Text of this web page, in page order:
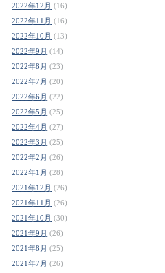
2022年12月 (16)
2022年11月 (16)
2022年10月 (13)
2022年9月 (14)
2022年8月 (23)
2022年7月 (20)
2022年6月 (22)
2022年5月 (25)
2022年4月 (27)
2022年3月 (25)
2022年2月 (26)
2022年1月 (28)
2021年12月 (26)
2021年11月 (26)
2021年10月 (30)
2021年9月 (26)
2021年8月 (25)
2021年7月 (26)